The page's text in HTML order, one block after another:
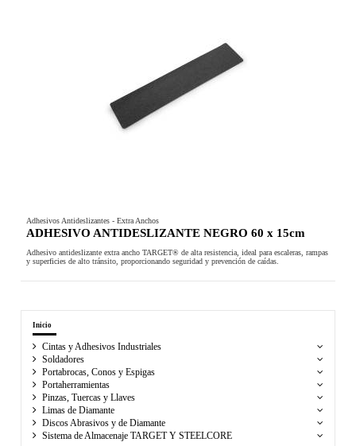
Adhesivos Antideslizantes - Extra Anchos
ADHESIVO ANTIDESLIZANTE NEGRO 60 x 15cm
Adhesivo antideslizante extra ancho TARGET® de alta resistencia, ideal para escaleras, rampas
y superficies de alto tránsito, proporcionando seguridad y prevención de caídas.
Inicio
Cintas y Adhesivos Industriales
Soldadores
Portabrocas, Conos y Espigas
Portaherramientas
Pinzas, Tuercas y Llaves
Limas de Diamante
Discos Abrasivos y de Diamante
Sistema de Almacenaje TARGET Y STEELCORE